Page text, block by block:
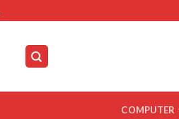
COMPUTER